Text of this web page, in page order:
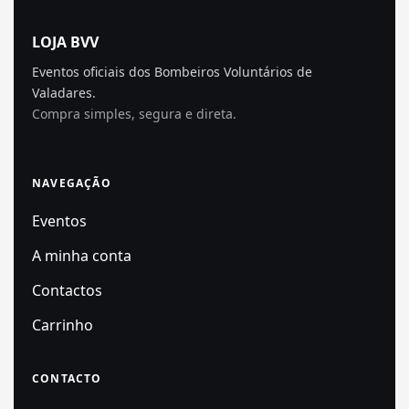
LOJA BVV
Eventos oficiais dos Bombeiros Voluntários de
Valadares.
Compra simples, segura e direta.
NAVEGAÇÃO
Eventos
A minha conta
Contactos
Carrinho
CONTACTO